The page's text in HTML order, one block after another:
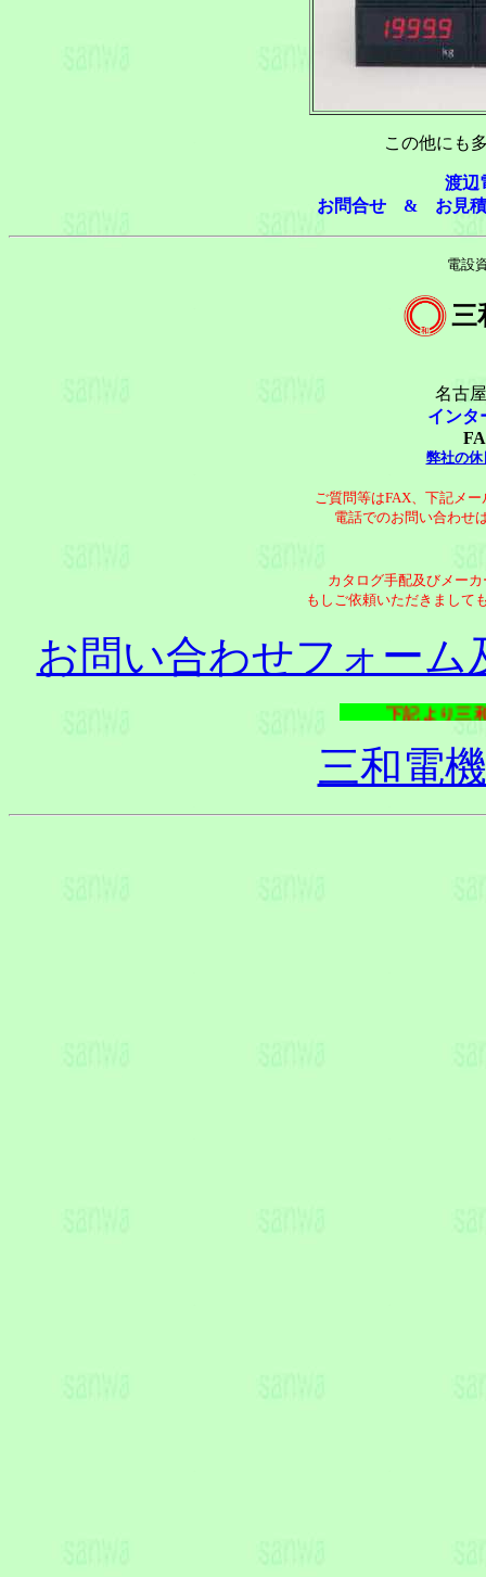
この他にも
渡辺
お問合せ & お見積
電設
三
名古
インタ
弊社の
ご質問等はFAX、下記メ
電話でのお問い合わせ
カタログ手配及びメー
もしご依頼いただきまして
お問い合わせフォー
下記より三
三和電